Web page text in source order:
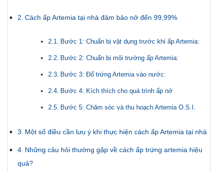
Cách ấp Artemia tại nhà đảm bảo nở đến 99,99%
Bước 1: Chuẩn bị vật dụng trước khi ấp Artemia:
Bước 2: Chuẩn bị môi trường ấp Artemia:
Bước 3: Đổ trứng Artemia vào nước:
Bước 4: Kích thích cho quá trình ấp nở
Bước 5: Chăm sóc và thu hoạch Artemia O.S.I.
Một số điều cần lưu ý khi thực hiện cách ấp Artemia tại nhà
Những câu hỏi thường gặp về cách ấp trứng artemia hiệu
quả?